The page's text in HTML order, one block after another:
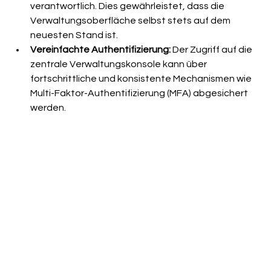
verantwortlich. Dies gewährleistet, dass die
Verwaltungsoberfläche selbst stets auf dem
neuesten Stand ist.
Vereinfachte Authentifizierung: Der Zugriff auf die
zentrale Verwaltungskonsole kann über
fortschrittliche und konsistente Mechanismen wie
Multi-Faktor-Authentifizierung (MFA) abgesichert
werden.